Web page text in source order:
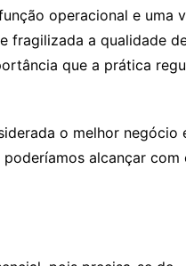
operacional e uma
fragilizada a qualidade
que a prática
o melhor negócio
alcançar